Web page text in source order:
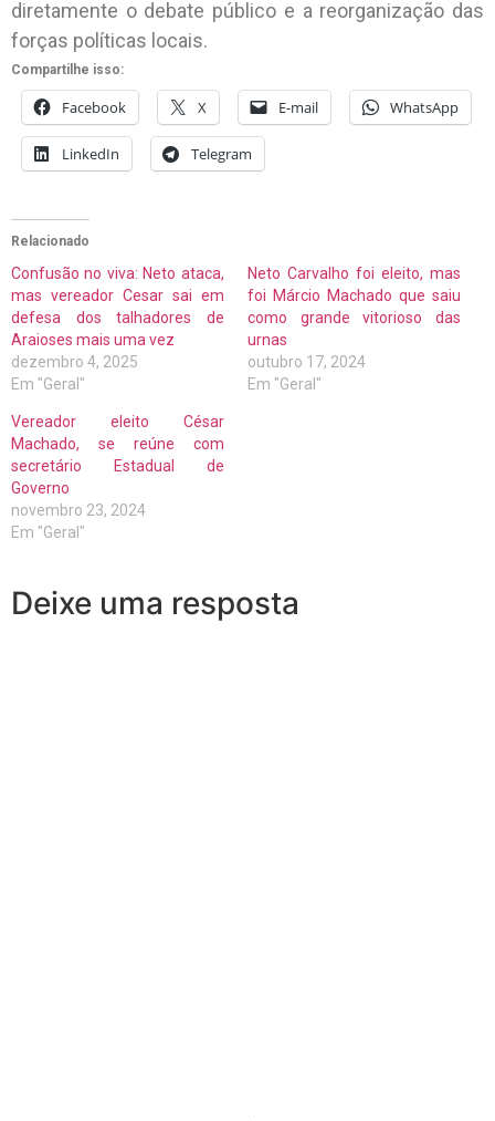
diretamente o debate público e a reorganização das
forças políticas locais.
Compartilhe isso:
Facebook X E-mail WhatsApp
LinkedIn Telegram
Relacionado
Confusão no viva: Neto ataca,
mas vereador Cesar sai em
defesa dos talhadores de
Araioses mais uma vez
dezembro 4, 2025
Em "Geral"
Neto Carvalho foi eleito, mas
foi Márcio Machado que saiu
como grande vitorioso das
urnas
outubro 17, 2024
Em "Geral"
Vereador eleito César
Machado, se reúne com
secretário Estadual de
Governo
novembro 23, 2024
Em "Geral"
Deixe uma resposta